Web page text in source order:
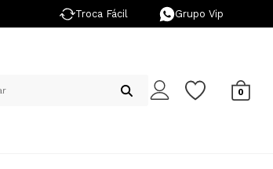
Troca Fácil Grupo Vip
0